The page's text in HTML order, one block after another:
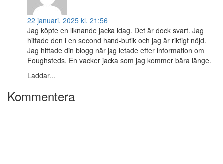
22 januari, 2025 kl. 21:56
Jag köpte en liknande jacka idag. Det är dock svart. Jag
hittade den i en second hand-butik och jag är riktigt nöjd.
Jag hittade din blogg när jag letade efter information om
Foughsteds. En vacker jacka som jag kommer bära länge.
Laddar...
Kommentera